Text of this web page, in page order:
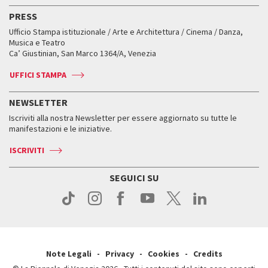
Biglietti
FAQ
Servizi al pubblico
Come raggiungerci
Press
Classici fuori Mostra
Edizioni passate
Orari e sedi
Accrediti
Come raggiungerci
Orari e sedi
Biglietti
Accrediti
Come raggiungerci
Contatti
Press
Biglietti
Accrediti
Servizi al pubblico
Come raggiungerci
Press
Workshop di critica teatrale
Leone d’oro alla carriera
Leone d’argento
Edizioni passate
Orari e sedi
Biglietti
Servizi al pubblico
Come raggiungerci
Contatti
Mostre Virtuali
Fondi e Collezioni
Biennale College ASAC
ASAC DATI
Storia
Orari e sedi
PRESS
Ufficio Stampa istituzionale / Arte e Architettura / Cinema / Danza,
Musica e Teatro
Ca’ Giustinian, San Marco 1364/A, Venezia
UFFICI STAMPA
NEWSLETTER
Iscriviti alla nostra Newsletter per essere aggiornato su tutte le
manifestazioni e le iniziative.
ISCRIVITI
SEGUICI SU
Note Legali Privacy Cookies
Credits